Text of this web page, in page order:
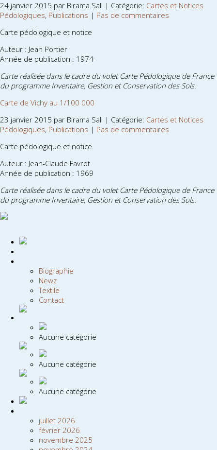
24 janvier 2015 par Birama Sall | Catégorie: Cartes et Notices
Pédologiques, Publications | Pas de commentaires
Carte pédologique et notice
Auteur : Jean Portier
Année de publication : 1974
Carte réalisée dans le cadre du volet Carte Pédologique de France
du programme Inventaire, Gestion et Conservation des Sols.
Carte de Vichy au 1/100 000
23 janvier 2015 par Birama Sall | Catégorie: Cartes et Notices
Pédologiques, Publications | Pas de commentaires
Carte pédologique et notice
Auteur : Jean-Claude Favrot
Année de publication : 1969
Carte réalisée dans le cadre du volet Carte Pédologique de France
du programme Inventaire, Gestion et Conservation des Sols.
Biographie
Newz
Textile
Contact
Aucune catégorie
Aucune catégorie
Aucune catégorie
juillet 2026
février 2026
novembre 2025